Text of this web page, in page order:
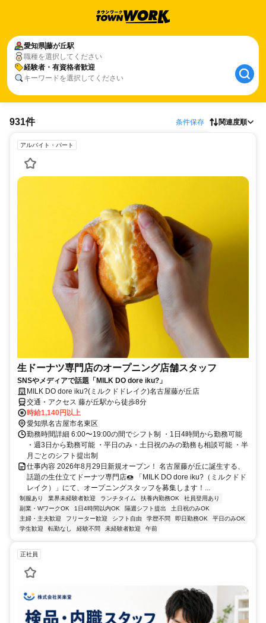
愛知県藤が丘駅
職種を選択してください
経験者・有資格者歓迎
キーワードを選択してください
931件 条件保存 関連度順
アルバイト・パート
生ドーナツ専門店のオープニング店舗スタッフ
SNSやメディアで話題「MILK DO dore iku?」
MILK DO dore iku?(ミルクドドレイク)名古屋藤が丘店
交通・アクセス 藤が丘駅から徒歩8分
時給1,140円以上
愛知県名古屋市名東区
勤務時間詳細 6:00〜19:00の間でシフト制 ・1日4時間から勤務可能
・週3日から勤務可能 ・平日のみ・土日祝のみの勤務も相談可能 ・半
月ごとのシフト提出制
仕事内容 2026年8月29日新規オープン！ 名古屋藤が丘に誕生する、
話題の生仕立てドーナツ専門店🍩 「MILK DO dore iku?（ミルクドド
レイク）」にて、オープニングスタッフを募集します！...
制服あり 業界未経験者歓迎 ランチタイム 扶養内勤務OK
社員登用あり
副業・WワークOK
1日4時間以内OK 隔週シフト提出
土日祝のみOK
主婦・主夫歓迎
フリーター歓迎 シフト自由 学歴不問 即日勤務OK
平日のみOK
学生歓迎
転勤なし 経験不問 未経験者歓迎 午前
正社員